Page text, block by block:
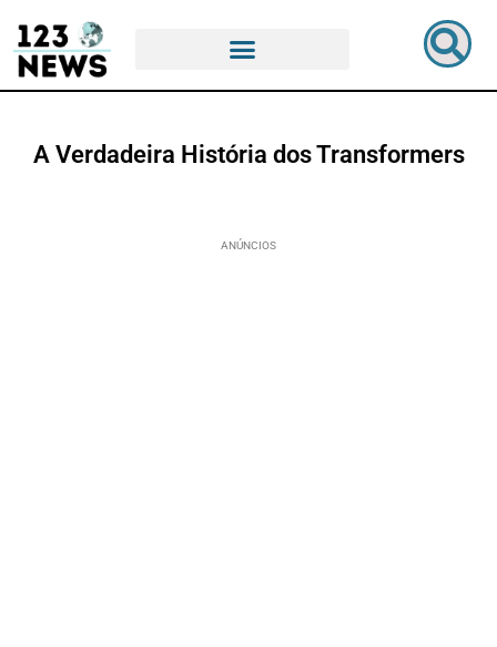
A Verdadeira História dos Transformers
ANÚNCIOS